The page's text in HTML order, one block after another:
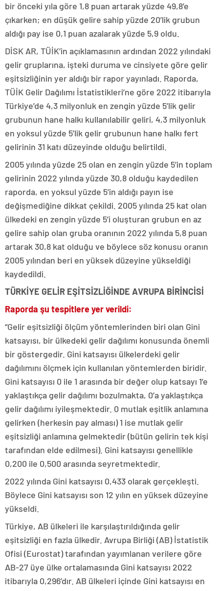
bir önceki yıla göre 1,8 puan artarak yüzde 49,8’e
çıkarken; en düşük gelire sahip yüzde 20’lik grubun
aldığı pay ise 0,1 puan azalarak yüzde 5,9 oldu.
DİSK AR, TÜİK’in açıklamasının ardından 2022 yılındaki
gelir gruplarına, işteki duruma ve cinsiyete göre gelir
eşitsizliğinin yer aldığı bir rapor yayınladı. Raporda,
TÜİK Gelir Dağılımı İstatistikleri’ne göre 2022 itibarıyla
Türkiye’de 4,3 milyonluk en zengin yüzde 5’lik gelir
grubunun hane halkı kullanılabilir geliri, 4,3 milyonluk
en yoksul yüzde 5’lik gelir grubunun hane halkı fert
gelirinin 31 katı düzeyinde olduğu belirtildi.
2005 yılında yüzde 25 olan en zengin yüzde 5’in toplam
gelirinin 2022 yılında yüzde 30,8 olduğu kaydedilen
raporda, en yoksul yüzde 5’in aldığı payın ise
değişmediğine dikkat çekildi. 2005 yılında 25 kat olan
ülkedeki en zengin yüzde 5’i oluşturan grubun en az
gelire sahip olan gruba oranının 2022 yılında 5,8 puan
artarak 30,8 kat olduğu ve böylece söz konusu oranın
2005 yılından beri en yüksek düzeyine yükseldiği
kaydedildi.
TÜRKİYE GELİR EŞİTSİZLİĞİNDE AVRUPA BİRİNCİSİ
Raporda şu tespitlere yer verildi:
“Gelir eşitsizliği ölçüm yöntemlerinden biri olan Gini
katsayısı, bir ülkedeki gelir dağılımı konusunda önemli
bir göstergedir. Gini katsayısı ülkelerdeki gelir
dağılımını ölçmek için kullanılan yöntemlerden biridir.
Gini katsayısı 0 ile 1 arasında bir değer olup katsayı 1’e
yaklaştıkça gelir dağılımı bozulmakta, 0’a yaklaştıkça
gelir dağılımı iyileşmektedir. 0 mutlak eşitlik anlamına
gelirken (herkesin pay alması) 1 ise mutlak gelir
eşitsizliği anlamına gelmektedir (bütün gelirin tek kişi
tarafından elde edilmesi). Gini katsayısı genellikle
0,200 ile 0,500 arasında seyretmektedir.
2022 yılında Gini katsayısı 0,433 olarak gerçekleşti.
Böylece Gini katsayısı son 12 yılın en yüksek düzeyine
yükseldi.
Türkiye, AB ülkeleri ile karşılaştırıldığında gelir
eşitsizliği en fazla ülkedir. Avrupa Birliği (AB) İstatistik
Ofisi (Eurostat) tarafından yayımlanan verilere göre
AB-27 üye ülke ortalamasında Gini katsayısı 2022
itibarıyla 0,296’dır. AB ülkeleri içinde Gini katsayısı en